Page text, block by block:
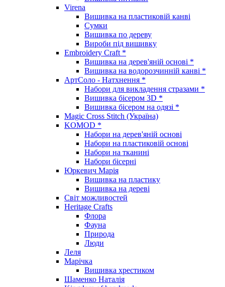
Virena
Вишивка на пластиковій канві
Сумки
Вишивка по дереву
Вироби під вишивку
Embroidery Craft *
Вишивка на дерев'яній основі *
Вишивка на водорозчинній канві *
АртСоло - Натхнення *
Набори для викладення стразами *
Вишивка бісером 3D *
Вишивка бісером на одязі *
Magic Cross Stitch (Україна)
KOMOD *
Набори на дерев'яній основі
Набори на пластиковій основі
Набори на тканині
Набори бісерні
Юркевич Марія
Вишивка на пластику
Вишивка на дереві
Світ можливостей
Heritage Crafts
Флора
Фауна
Природа
Люди
Леля
Марічка
Вишивка хрестиком
Шаменко Наталія